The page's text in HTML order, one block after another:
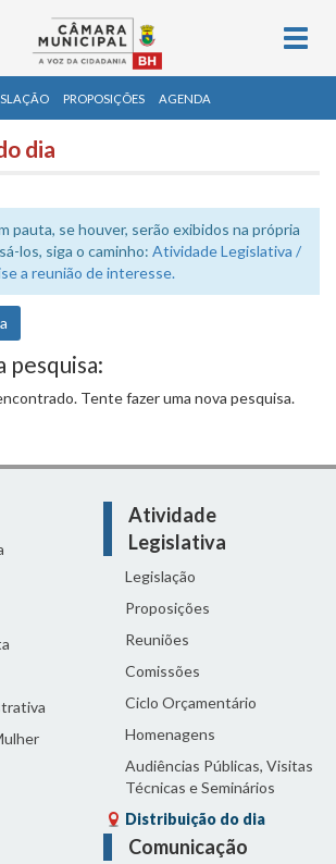
PROPOSIÇÕES AGENDA
dia
pauta, se houver, serão exibidos na própria
los, siga o caminho: Atividade Legislativa /
a reunião de interesse.
pesquisa:
Tente fazer uma nova pesquisa.
Atividade
Legislativa
Legislação
Proposições
Reuniões
Comissões
Ciclo Orçamentário
Homenagens
Audiências Públicas, Visitas
Técnicas e Seminários
Distribuição do dia
Comunicação